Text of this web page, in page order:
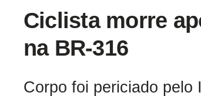
Ciclista morre
na BR-316
Corpo foi periciado